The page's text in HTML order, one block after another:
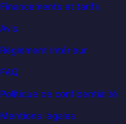
Financements et tarifs
Avis
Règlement intérieur
FAQ
Politique de confidentialité
Mentions légales